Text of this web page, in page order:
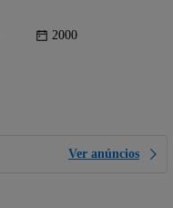
2000
Ver anúncios